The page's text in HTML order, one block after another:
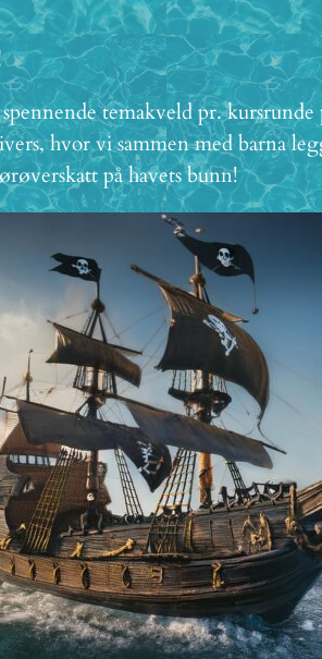
temakveld pr. kursrunde
hvor vi sammen med barna
på havets bunn!